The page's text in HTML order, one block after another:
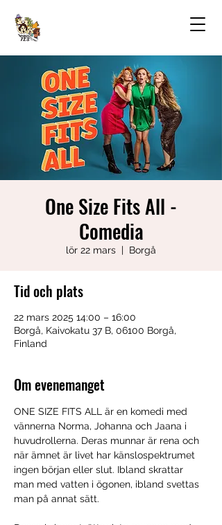
One Size Fits All -
Comedia
lör 22 mars
  |
Borgå
Tid och plats
22 mars 2025 14:00 – 16:00
Borgå, Kaivokatu 37 B, 06100 Borgå,
Finland
Om evenemanget
ONE SIZE FITS ALL är en komedi med
vännerna Norma, Johanna och Jaana i
huvudrollerna. Deras munnar är rena och
när ämnet är livet har känslospektrumet
ingen början eller slut. Ibland skrattar
man med vatten i ögonen, ibland svettas
man på annat sätt.